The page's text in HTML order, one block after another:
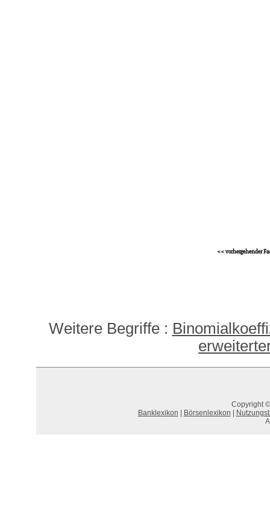
<< vorhergehender
Weitere Begriffe :
Copyright
Banklexikon
Börsenlexikon